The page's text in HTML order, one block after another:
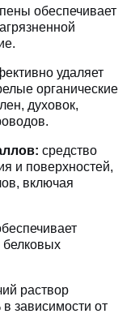
обеспечивает
удаляет
органические
духовок,
средство
и поверхностей,
включая
белковых
раствор
в зависимости от